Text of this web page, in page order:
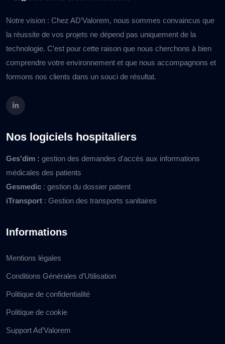
Notre vision : Chez AD’Valorem, nous sommes convaincus que
la réussite de vos projets ne dépend pas uniquement de la
technologie. C’est pour cette raison que nous cherchons à bien
comprendre votre environnement et que nous accompagnons et
formons nos clients dans un souci de résultat.
Nos logiciels hospitaliers
Ges'dim : gestion des demandes d'accès aux informations
médicales des patients
Gesmedic : gestion du dossier patient
iTransport : Gestion des transports sanitaires
Informations
Mentions légales
Conditions Générales d’Utilisation
Politique de confidentialité
Politique de cookie
Support Ad’Valorem